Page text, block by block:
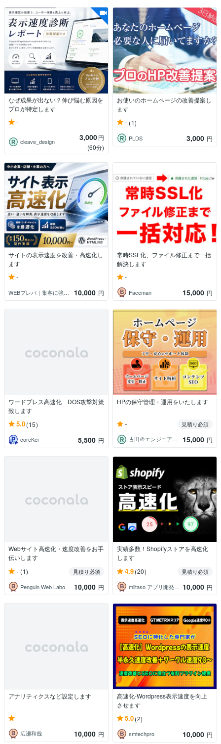
なぜ成果が出ない？伸び悩む原因を
プロが特定します
-
cleave_design 3,000円
(60分)
お使いのホームページの改善提案し
ます
- (1)
PLDS 3,000 円
サイトの表示速度を改善・高速化し
ます
-
WEBプレパ｜集客に強いHP制作×SEO 10,000 円
常時SSL化、ファイル修正まで一括
解決します
-
Faceman 15,000 円
ワードプレス高速化 DOS攻撃対策
致します
5.0(15)
coreKei 5,500 円
HPの保守管理・運用をいたします
-
見積り必須
古田＠エンジニア歴8年Web制作
15,000 円
Webサイト高速化・速度改善をお手
伝いします
- (1)
見積り必須
Penguin Web Labo
10,000 円
実績多数！Shopifyストアを高速化
します
4.9(20)
見積り必須
miitaso アプリ開発とSEO改善
10,000 円
アナリティクスなど設定します
-
広瀬和哉 10,000 円
高速化-Wordpress表示速度を向上
させます
5.0(2)
smtechpro 10,000 円